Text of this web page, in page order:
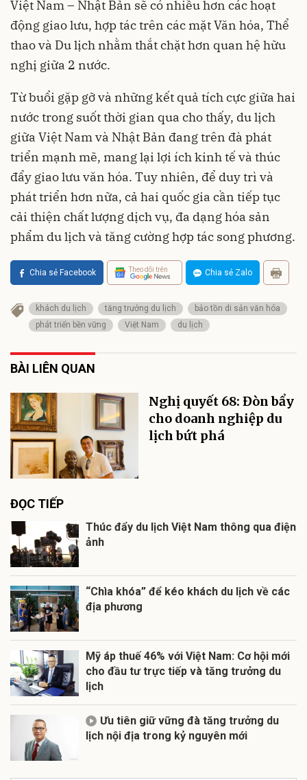
Việt Nam – Nhật Bản sẽ có nhiều hơn các hoạt
động giao lưu, hợp tác trên các mặt Văn hóa, Thể
thao và Du lịch nhằm thắt chặt hơn quan hệ hữu
nghị giữa 2 nước.
Từ buổi gặp gỡ và những kết quả tích cực giữa hai
nước trong suốt thời gian qua cho thấy, du lịch
giữa Việt Nam và Nhật Bản đang trên đà phát
triển mạnh mẽ, mang lại lợi ích kinh tế và thúc
đẩy giao lưu văn hóa. Tuy nhiên, để duy trì và
phát triển hơn nữa, cả hai quốc gia cần tiếp tục
cải thiện chất lượng dịch vụ, đa dạng hóa sản
phẩm du lịch và tăng cường hợp tác song phương.
Chia sẻ Facebook Theo dõi trên Chia sẻ Zalo
khách du lịch tăng trưởng du lịch
bảo tồn di sản văn hóa
phát triển bền vững
Việt Nam du lịch
BÀI LIÊN QUAN
Nghị quyết 68: Đòn bẩy
cho doanh nghiệp du
lịch bứt phá
ĐỌC TIẾP
Thúc đẩy du lịch Việt Nam thông qua điện
ảnh
“Chìa khóa” để kéo khách du lịch về các
địa phương
Mỹ áp thuế 46% với Việt Nam: Cơ hội mới
cho đầu tư trực tiếp và tăng trưởng du
lịch
Ưu tiên giữ vững đà tăng trưởng du
lịch nội địa trong kỷ nguyên mới